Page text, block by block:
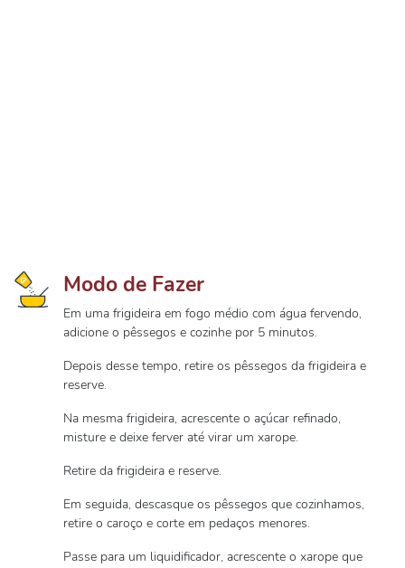
Modo de Fazer
Em uma frigideira em fogo médio com água fervendo,
adicione o pêssegos e cozinhe por 5 minutos.
Depois desse tempo, retire os pêssegos da frigideira e
reserve.
Na mesma frigideira, acrescente o açúcar refinado,
misture e deixe ferver até virar um xarope.
Retire da frigideira e reserve.
Em seguida, descasque os pêssegos que cozinhamos,
retire o caroço e corte em pedaços menores.
Passe para um liquidificador, acrescente o xarope que